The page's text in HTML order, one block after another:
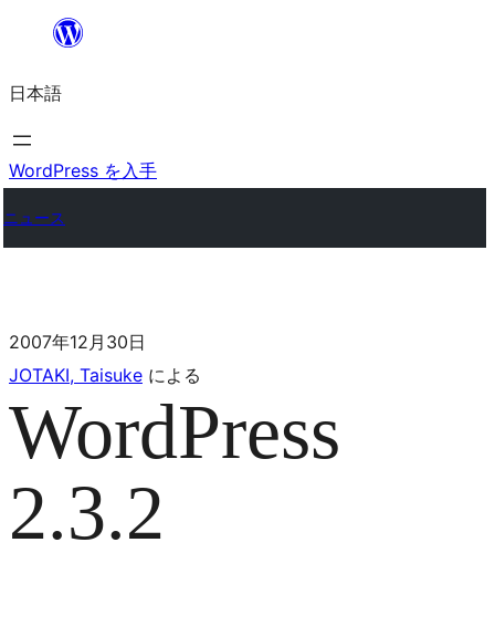
日本語
WordPress を入手
ニュース
2007年12月30日
JOTAKI, Taisuke による
WordPress
2.3.2